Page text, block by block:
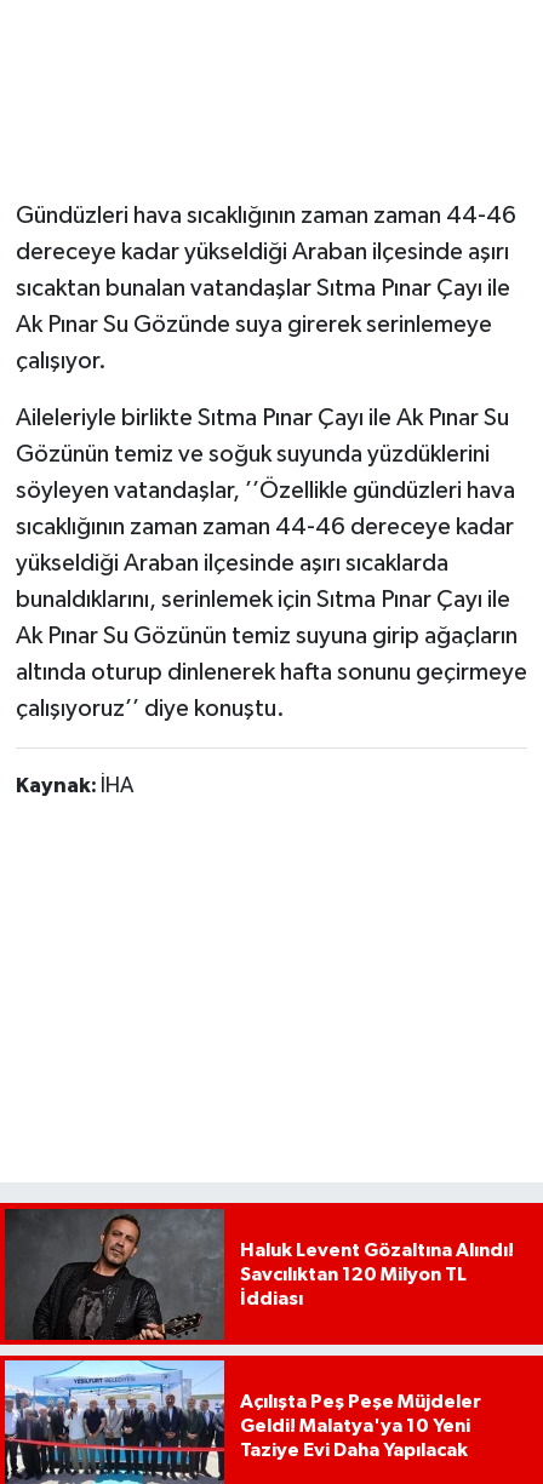
Gündüzleri hava sıcaklığının zaman zaman 44-46
dereceye kadar yükseldiği Araban ilçesinde aşırı
sıcaktan bunalan vatandaşlar Sıtma Pınar Çayı ile
Ak Pınar Su Gözünde suya girerek serinlemeye
çalışıyor.
Aileleriyle birlikte Sıtma Pınar Çayı ile Ak Pınar Su
Gözünün temiz ve soğuk suyunda yüzdüklerini
söyleyen vatandaşlar, ’’Özellikle gündüzleri hava
sıcaklığının zaman zaman 44-46 dereceye kadar
yükseldiği Araban ilçesinde aşırı sıcaklarda
bunaldıklarını, serinlemek için Sıtma Pınar Çayı ile
Ak Pınar Su Gözünün temiz suyuna girip ağaçların
altında oturup dinlenerek hafta sonunu geçirmeye
çalışıyoruz’’ diye konuştu.
Kaynak: İHA
Haluk Levent Gözaltına Alındı!
Savcılıktan 120 Milyon TL
İddiası
Açılışta Peş Peşe Müjdeler
Geldi! Malatya'ya 10 Yeni
Taziye Evi Daha Yapılacak